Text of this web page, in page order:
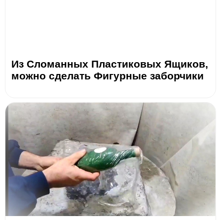
Из Сломанных Пластиковых Ящиков,
можно сделать Фигурные заборчики